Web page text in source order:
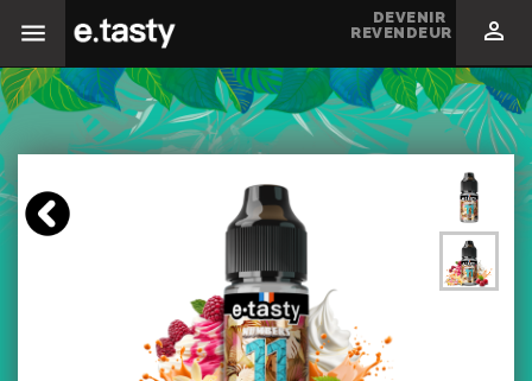
DEVENIR
REVENDEUR
